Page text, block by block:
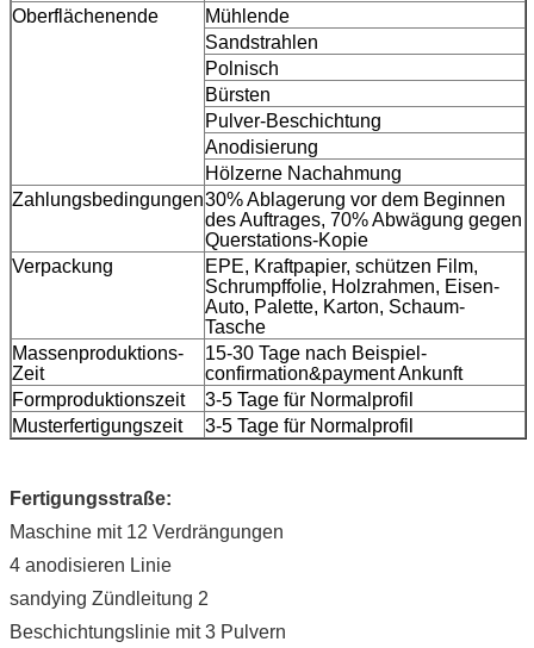
Oberflächenende
Mühlende
Sandstrahlen
Polnisch
Bürsten
Pulver-Beschichtung
Anodisierung
Hölzerne Nachahmung
Zahlungsbedingungen30% Ablagerung vor dem Beginnen
des Auftrages, 70% Abwägung gegen
Querstations-Kopie
Verpackung
EPE, Kraftpapier, schützen Film,
Schrumpffolie, Holzrahmen, Eisen-
Auto, Palette, Karton, Schaum-
Tasche
Massenproduktions-
Zeit
15-30 Tage nach Beispiel-
confirmation&payment Ankunft
Formproduktionszeit
3-5 Tage für Normalprofil
Musterfertigungszeit
3-5 Tage für Normalprofil
Fertigungsstraße:
Maschine mit 12 Verdrängungen
4 anodisieren Linie
sandying Zündleitung 2
Beschichtungslinie mit 3 Pulvern